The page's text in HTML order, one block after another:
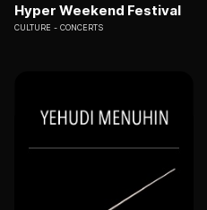
Hyper Weekend Festival
CULTURE CONCERTS